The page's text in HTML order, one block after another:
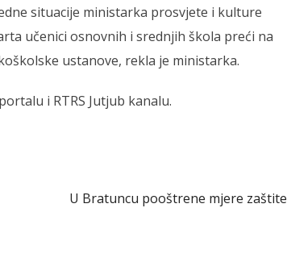
situacije ministarka prosvjete i kulture
učenici osnovnih i srednjih škola preći na
ustanove, rekla je ministarka.
i RTRS Јutjub kanalu.
U Bratuncu pooštrene mjere zaštite